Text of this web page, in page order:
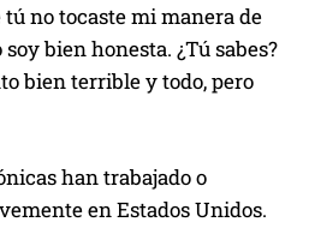
no tocaste mi manera de
bien honesta. ¿Tú sabes?
bien terrible y todo, pero
han trabajado o
en Estados Unidos.